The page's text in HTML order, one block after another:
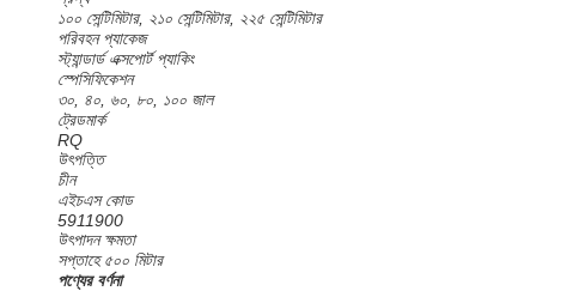
১০০ সেন্টিমিটার, ২১০ সেন্টিমিটার, ২২৫ সেন্টিমিটার
পরিবহন প্যাকেজ
স্ট্যান্ডার্ড এক্সপোর্ট প্যাকিং
স্পেসিফিকেশন
৩০, ৪০, ৬০, ৮০, ১০০ জাল
ট্রেডমার্ক
RQ
উৎপত্তি
চীন
এইচএস কোড
5911900
উৎপাদন ক্ষমতা
সপ্তাহে ৫০০ মিটার
পণ্যের বর্ণনা